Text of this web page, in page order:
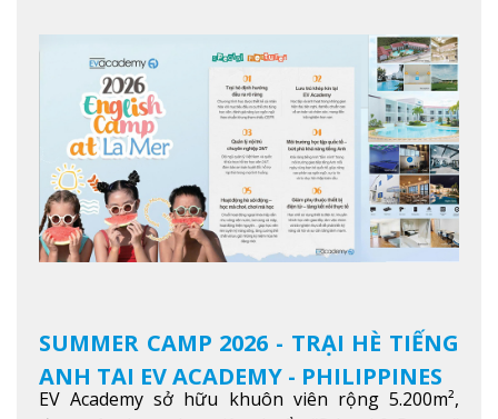
SUMMER CAMP 2026 - TRẠI HÈ TIẾNG
ANH TẠI EV ACADEMY - PHILIPPINES
EV Academy sở hữu khuôn viên rộng 5.200m²,